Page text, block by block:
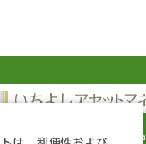
しアセットマネジメント